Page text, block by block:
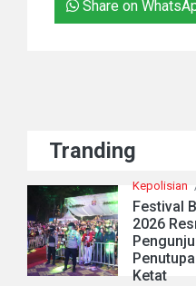
Share on
Tranding
Kepolisian
Festival
2026
Ketat